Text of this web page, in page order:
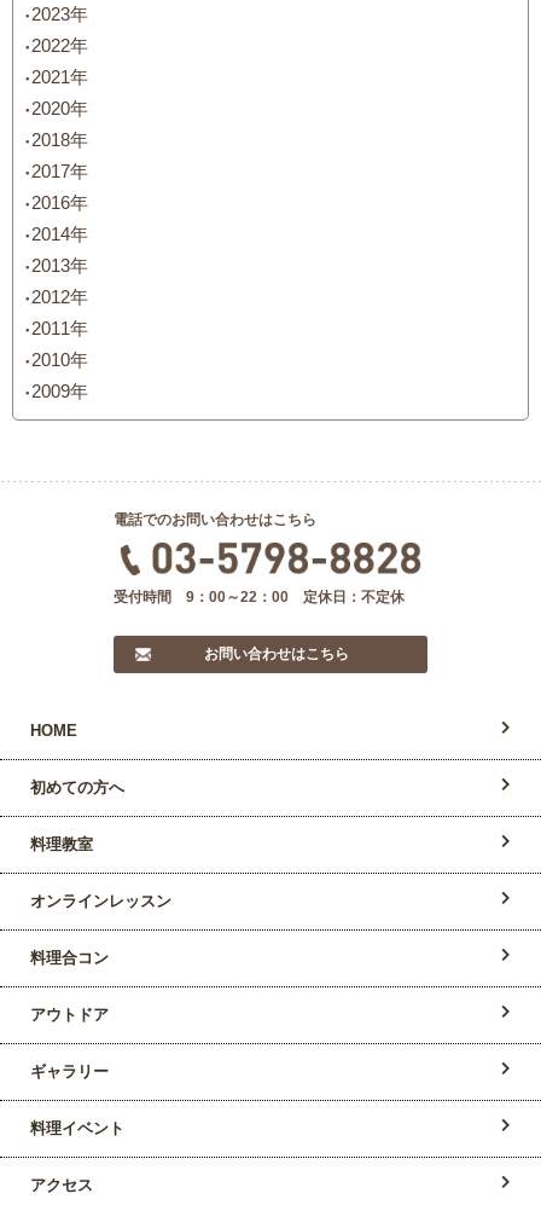
2023年
2022年
2021年
2020年
2018年
2017年
2016年
2014年
2013年
2012年
2011年
2010年
2009年
電話でのお問い合わせはこちら
受付時間 9：00～22：00 定休日：不定休
お問い合わせはこちら
HOME
初めての方へ
料理教室
オンラインレッスン
料理合コン
アウトドア
ギャラリー
料理イベント
アクセス